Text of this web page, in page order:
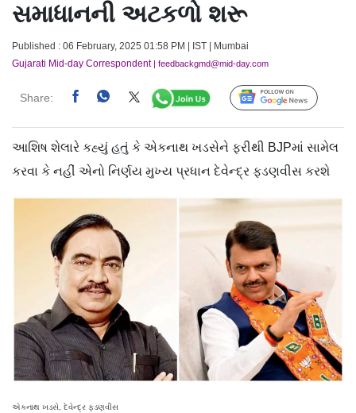
સમાધાનની અટકળો શરૂ
Published : 06 February, 2025 01:58 PM | IST | Mumbai
Gujarati Mid-day Correspondent| feedbackgmd@mid-day.com
Share: Follow Us
આશિષ શેલારે કહ્યું હતું કે એકનાથ ખડસેને ફરીથી BJPમાં સામેલ
કરવા કે નહીં એનો નિર્ણય મુખ્ય પ્રધાન દેવેન્દ્ર ફડણવીસ કરશે
એકનાથ ખડસે, દેવેન્દ્ર ફડણવીસ